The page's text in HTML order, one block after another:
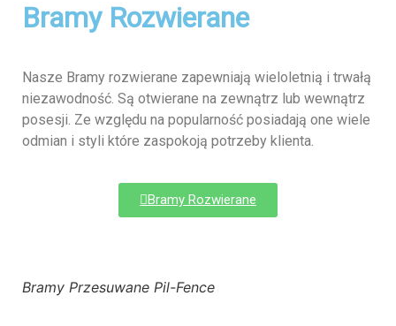
Bramy Rozwierane
Nasze Bramy rozwierane zapewniają wieloletnią i trwałą
niezawodność. Są otwierane na zewnątrz lub wewnątrz
posesji. Ze względu na popularność posiadają one wiele
odmian i styli które zaspokoją potrzeby klienta.
Bramy Rozwierane
Bramy Przesuwane Pil-Fence